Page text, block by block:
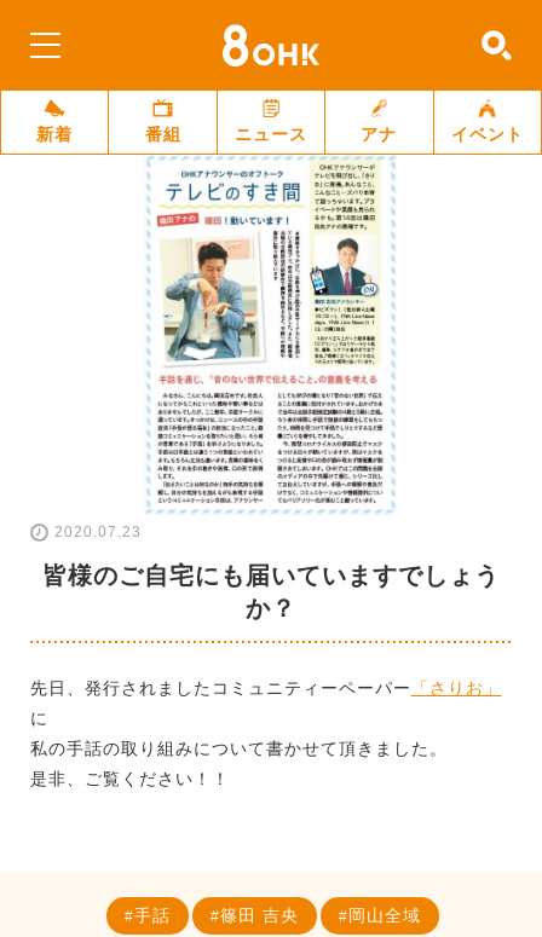
新着 番組 ニュース アナ イベント
2020.07.23
皆様のご自宅にも届いていますでしょう
か？
先日、発行されましたコミュニティーペーパー 「さりお」
に
私の手話の取り組みについて書かせて頂きました。
是非、ご覧ください！！
手話 篠田 吉央 岡山全域